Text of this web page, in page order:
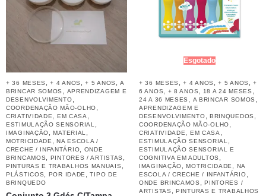
+ 36 MESES ,+ 4 ANOS ,+ 5 ANOS ,A
BRINCAR SOMOS
APRENDIZAGEM E
DESENVOLVIMENTO
COORDENAÇÃO MÃO-OLHO
CRIATIVIDADE EM CASA
ESTIMULAÇÃO SENSORIAL
IMAGINAÇÃO ,MATERIAL
MOTRICIDADE ,NA ESCOLA /
CRECHE / INFANTÁRIO
ONDE
BRINCAMOS
PINTORES / ARTISTAS
PINTURAS E TRABALHOS MANUAIS
PLÁSTICOS POR IDADE ,TIPO DE
BRINQUEDO
Esgotado
+ 36 MESES ,+ 4 ANOS ,+ 5 ANOS ,+
6 ANOS
+ 8 ANOS 18 A 24 MESES
24 A 36 MESES A BRINCAR SOMOS
APRENDIZAGEM E
DESENVOLVIMENTO
BRINQUEDOS
COORDENAÇÃO MÃO-OLHO
CRIATIVIDADE EM CASA
ESTIMULAÇÃO SENSORIAL
ESTIMULAÇÃO SENSORIAL E
COGNITIVA EM ADULTOS
IMAGINAÇÃO ,MOTRICIDADE
NA
ESCOLA / CRECHE / INFANTÁRIO
ONDE BRINCAMOS ,PINTORES /
ARTISTAS
,PINTURAS E TRABALHOS